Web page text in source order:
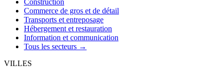
Commerce de gros et de détail
Transports et entreposage
Hébergement et restauration
Information et communication
Tous les secteurs →
VILLES